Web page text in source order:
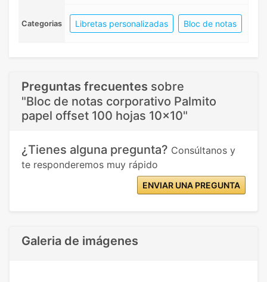
Categorias Libretas personalizadas Bloc de notas
Preguntas frecuentes sobre
"Bloc de notas corporativo Palmito
papel offset 100 hojas 10x10"
¿Tienes alguna pregunta? Consúltanos y
te responderemos muy rápido
ENVIAR UNA PREGUNTA
Galeria de imágenes